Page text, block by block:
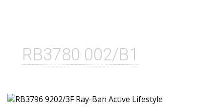
RB3780 002/B1